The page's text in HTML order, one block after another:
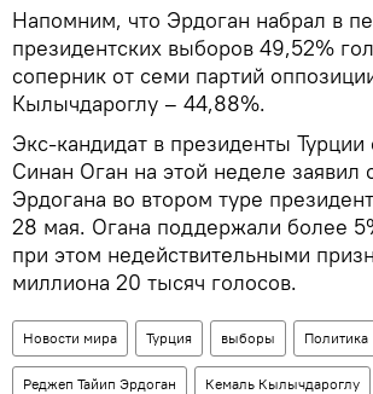
Напомним, что Эрдоган набрал в
президентских выборов 49,52%
соперник от семи партий
Кылычдароглу – 44,88%.
Экс-кандидат в президенты Турции
Синан Оган на этой неделе заявил
Эрдогана во втором туре
28 мая. Огана поддержали более
при этом недействительными
миллиона 20 тысяч голосов.
Новости мира Турция выборы Политика
Реджеп Тайип Эрдоган Кемаль Кылычдароглу